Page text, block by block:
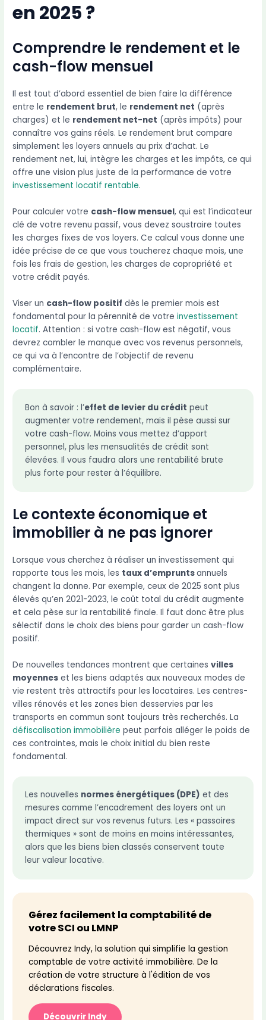
en 2025 ?
Comprendre le rendement et le
cash-flow mensuel
Il est tout d’abord essentiel de bien faire la différence
entre le rendement brut, le rendement net (après
charges) et le rendement net-net (après impôts) pour
connaître vos gains réels. Le rendement brut compare
simplement les loyers annuels au prix d’achat. Le
rendement net, lui, intègre les charges et les impôts, ce qui
offre une vision plus juste de la performance de votre
investissement locatif rentable.
Pour calculer votre cash-flow mensuel, qui est l’indicateur
clé de votre revenu passif, vous devez soustraire toutes
les charges fixes de vos loyers. Ce calcul vous donne une
idée précise de ce que vous toucherez chaque mois, une
fois les frais de gestion, les charges de copropriété et
votre crédit payés.
Viser un cash-flow positif dès le premier mois est
fondamental pour la pérennité de votreinvestissement
locatif. Attention : si votre cash-flow est négatif, vous
devrez combler le manque avec vos revenus personnels,
ce qui va à l’encontre de l’objectif de revenu
complémentaire.
Bon à savoir : l’effet de levier du crédit peut
augmenter votre rendement, mais il pèse aussi sur
votre cash-flow. Moins vous mettez d’apport
personnel, plus les mensualités de crédit sont
élevées. Il vous faudra alors une rentabilité brute
plus forte pour rester à l’équilibre.
Le contexte économique et
immobilier à ne pas ignorer
Lorsque vous cherchez à réaliser un investissement qui
rapporte tous les mois, les taux d’empruntsannuels
changent la donne. Par exemple, ceux de 2025 sont plus
élevés qu’en 2021-2023, le coût total du crédit augmente
et cela pèse sur la rentabilité finale. Il faut donc être plus
sélectif dans le choix des biens pour garder un cash-flow
positif.
De nouvelles tendances montrent que certainesvilles
moyennes et les biens adaptés aux nouveaux modes de
vie restent très attractifs pour les locataires. Les centres-
villes rénovés et les zones bien desservies par les
transports en commun sont toujours très recherchés. La
défiscalisation immobilière peut parfois alléger le poids de
ces contraintes, mais le choix initial du bien reste
fondamental.
Les nouvelles normes énergétiques (DPE) et des
mesures comme l’encadrement des loyers ont un
impact direct sur vos revenus futurs. Les « passoires
thermiques » sont de moins en moins intéressantes,
alors que les biens bien classés conservent toute
leur valeur locative.
Gérez facilement la comptabilité de
votre SCI ou LMNP
Découvrez Indy, la solution qui simplifie la gestion
comptable de votre activité immobilière. De la
création de votre structure à l'édition de vos
déclarations fiscales.
Découvrir Indy